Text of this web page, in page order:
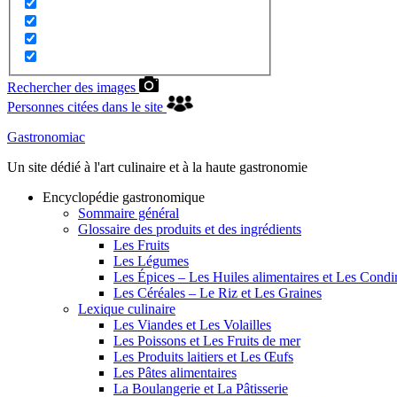
Rechercher des images
Personnes citées dans le site
Gastronomiac
Un site dédié à l'art culinaire et à la haute gastronomie
Encyclopédie gastronomique
Sommaire général
Glossaire des produits et des ingrédients
Les Fruits
Les Légumes
Les Épices – Les Huiles alimentaires et Les
Les Céréales – Le Riz et Les Graines
Lexique culinaire
Les Viandes et Les Volailles
Les Poissons et Les Fruits de mer
Les Produits laitiers et Les Œufs
Les Pâtes alimentaires
La Boulangerie et La Pâtisserie